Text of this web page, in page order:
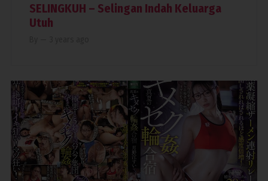
SELINGKUH – Selingan Indah Keluarga
Utuh